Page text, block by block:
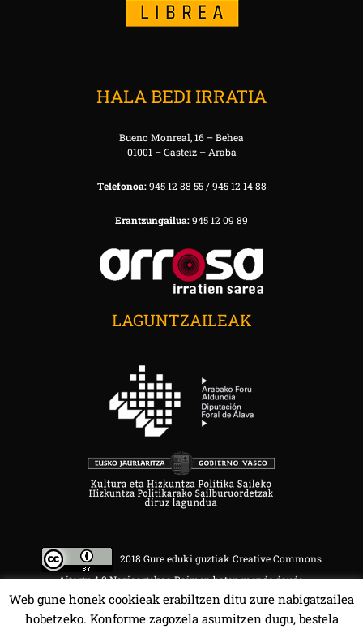
HALA BEDI IRRATIA
Bueno Monreal, 16 – Behea
01001 – Gasteiz – Araba
Telefonoa:945 12 88 55 / 945 12 14 88
Erantzungailua:945 12 09 89
LAGUNTZAILEAK
2018 Gure eduki guztiak Creative Commons
Aitortu 4.0 Nazioartekoa Baimen baten mende daude.
Web gune honek cookieak erabiltzen ditu zure nabigatzailea
hobetzeko. Konforme zagozela asumitzen dugu, bestela